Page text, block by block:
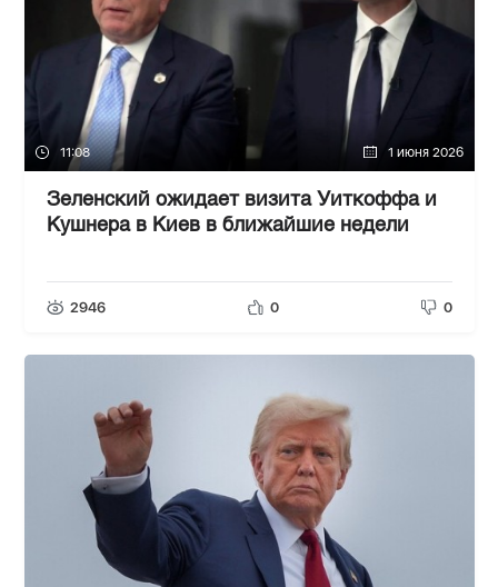
11:08 1 июня 2026
Зеленский ожидает визита Уиткоффа и
Кушнера в Киев в ближайшие недели
2946 0 0